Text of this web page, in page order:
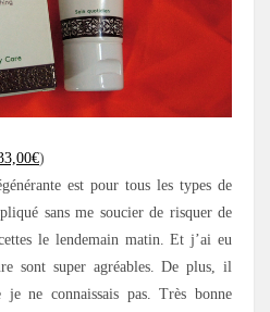
)
est pour tous les types de
sans me soucier de risquer de
le lendemain matin. Et j’ai eu
sont super agréables. De plus, il
je ne connaissais pas. Très bonne